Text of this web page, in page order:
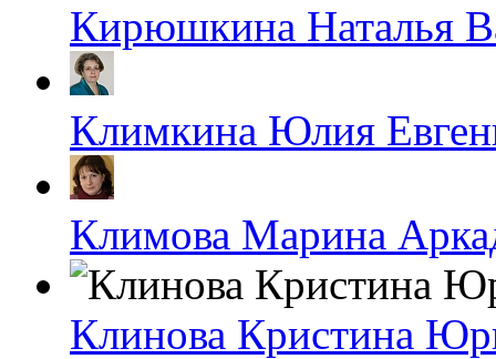
Кирюшкина Наталья
Климкина Юлия
Климова Марина
Клинова Кристина